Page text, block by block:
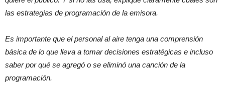
las estrategias de programación de la emisora.
Es importante que el personal al aire tenga una comprensión
básica de lo que lleva a tomar decisiones estratégicas e incluso
saber por qué se agregó o se eliminó una canción de la
programación.